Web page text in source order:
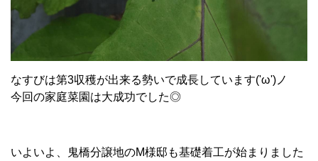
なすびは第3収穫が出来る勢いで成長しています('ω')ノ
今回の家庭菜園は大成功でした◎
いよいよ、鬼橋分譲地のM様邸も基礎着工が始まりました